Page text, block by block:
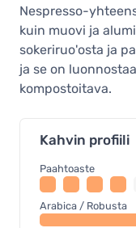
Nespresso-
kuin muovi ja
sokeriruo'osta ja
ja se on
kompostoitava.
Kahvin profiili
Paahtoaste
Arabica / Robusta